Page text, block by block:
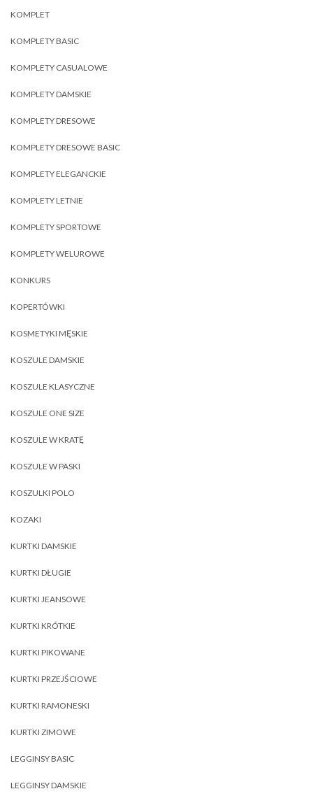
KOMPLET
KOMPLETY BASIC
KOMPLETY CASUALOWE
KOMPLETY DAMSKIE
KOMPLETY DRESOWE
KOMPLETY DRESOWE BASIC
KOMPLETY ELEGANCKIE
KOMPLETY LETNIE
KOMPLETY SPORTOWE
KOMPLETY WELUROWE
KONKURS
KOPERTÓWKI
KOSMETYKI MĘSKIE
KOSZULE DAMSKIE
KOSZULE KLASYCZNE
KOSZULE ONE SIZE
KOSZULE W KRATĘ
KOSZULE W PASKI
KOSZULKI POLO
KOZAKI
KURTKI DAMSKIE
KURTKI DŁUGIE
KURTKI JEANSOWE
KURTKI KRÓTKIE
KURTKI PIKOWANE
KURTKI PRZEJŚCIOWE
KURTKI RAMONESKI
KURTKI ZIMOWE
LEGGINSY BASIC
LEGGINSY DAMSKIE